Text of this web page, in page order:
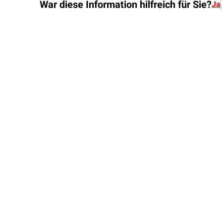
War diese Information hilfreich für Sie?Ja